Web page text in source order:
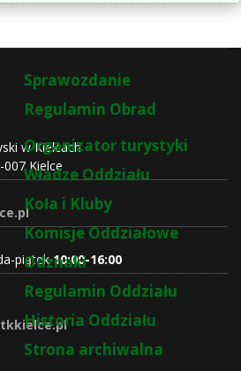
Sprawozdanie
Regulamin Obrad
Organizator turystyki
Władze Oddziału
Koła i Kluby
Komisje Oddziałowe
Odznaki
Regulamin Oddziału
Historia Oddziału
Strona archiwalna
w Kielcach
007 Kielce
piątek10:00-16:00